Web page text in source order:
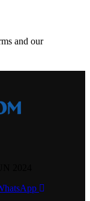
and our